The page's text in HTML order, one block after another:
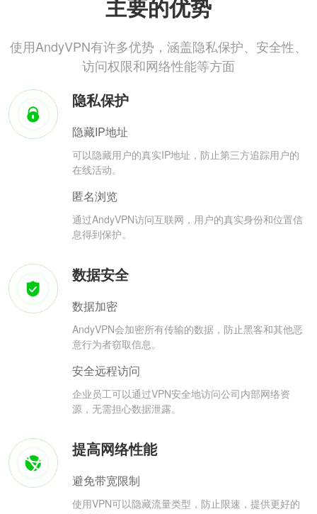
主要的优势
使用AndyVPN有许多优势，涵盖隐私保护、安全性、
访问权限和网络性能等方面
隐私保护
隐藏IP地址
可以隐藏用户的真实IP地址，防止第三方追踪用户的
在线活动。
匿名浏览
通过AndyVPN访问互联网，用户的真实身份和位置信
息得到保护。
数据安全
数据加密
AndyVPN会加密所有传输的数据，防止黑客和其他恶
意行为者窃取信息。
安全远程访问
企业员工可以通过VPN安全地访问公司内部网络资
源，无需担心数据泄露。
提高网络性能
避免带宽限制
使用VPN可以隐藏流量类型，防止限速，提供更好的